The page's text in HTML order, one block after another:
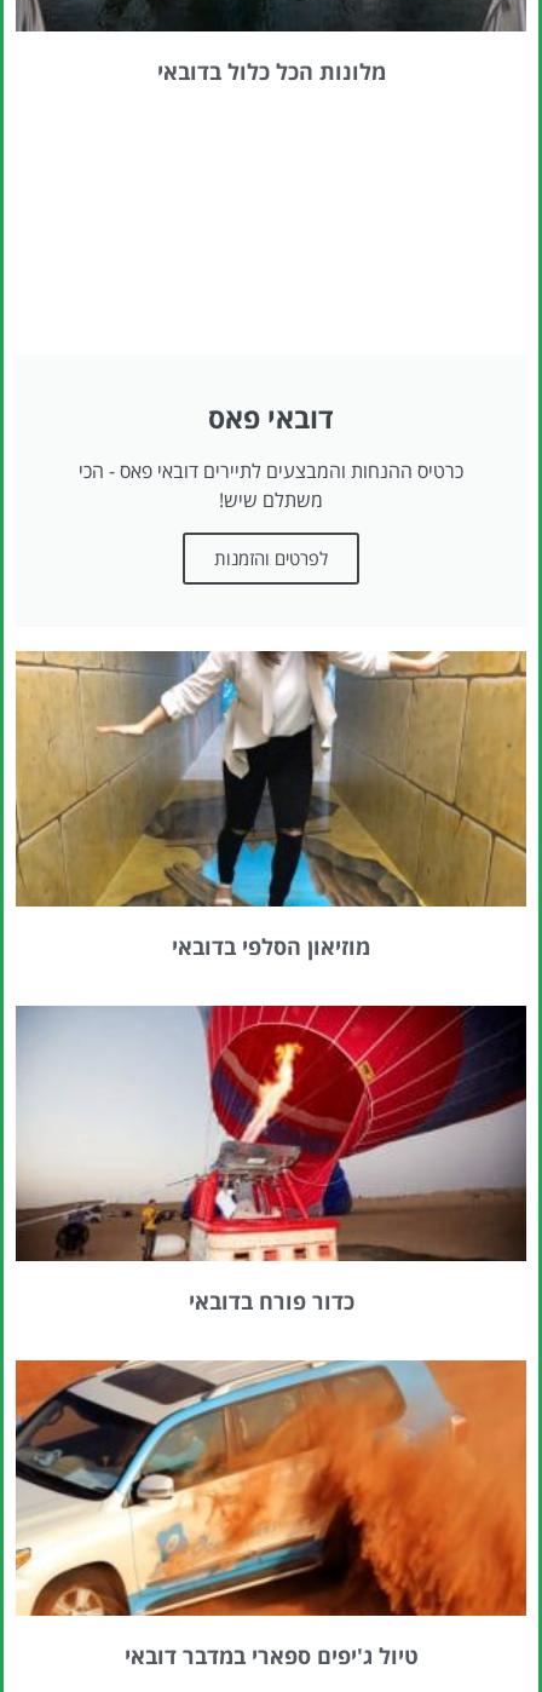
מלונות הכל כלול בדובאי
דובאי פאס
כרטיס ההנחות והמבצעים לתיירים דובאי פאס - הכי
משתלם שיש!
לפרטים והזמנות
מוזיאון הסלפי בדובאי
כדור פורח בדובאי
טיול ג'יפים ספארי במדבר דובאי